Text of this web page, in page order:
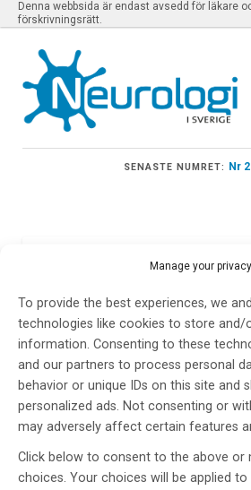
Manage your privacy
To provide the best experiences, we
technologies like cookies to store and/
information. Consenting to these
and our partners to process personal
behavior or unique IDs on this site and
personalized ads. Not consenting or
may adversely affect certain features
Click below to consent to the above or
choices. Your choices will be applied to
Denna webbsida är endast avsedd för läkare
förskrivningsrätt.
SENASTE NUMRET: Nr
Meny
Mg